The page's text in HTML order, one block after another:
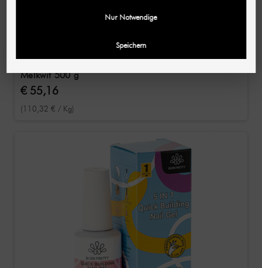
Melkwit 500 g
€ 55,16
(110,32 € / Kg)
Nur Notwendige
Speichern